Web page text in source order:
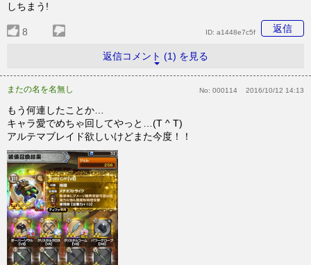
しちまう!
8 返信
ID: a1448e7c5f
返信コメント (1) を見る
またの名を名無し No: 000114 2016/10/12 14:13
もう何連したことか…
キャラ愛でめちゃ回してやっと…(T ^ T)
アルテマブレイド欲しいけどまた今度！！